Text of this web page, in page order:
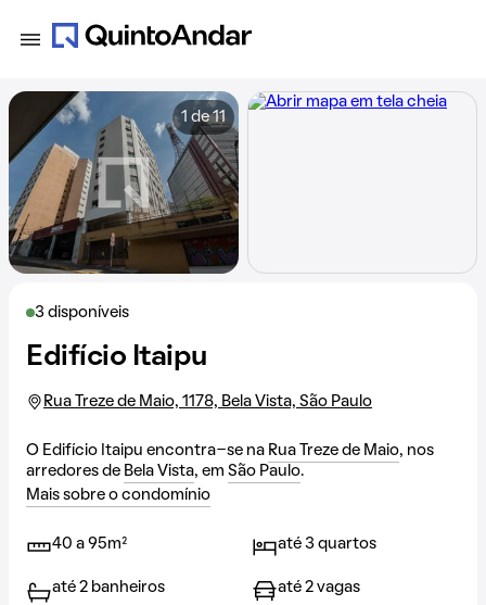
3 disponíveis
Edifício Itaipu
Rua Treze de Maio, 1178, Bela Vista, São Paulo
O Edifício Itaipu encontra-se na Rua Treze de Maio, nos
arredores de Bela Vista, em São Paulo.
Mais sobre o condomínio
40 a 95m² até 3 quartos
até 2 banheiros até 2 vagas
1 de 11